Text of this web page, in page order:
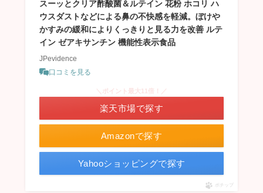
スーッとクリア酢酸菌＆ルテイン 花粉 ホコリ ハ
ウスダストなどによる鼻の不快感を軽減。ぼけや
かすみの緩和によりくっきりと見る力を改善 ルテ
イン ゼアキサンチン 機能性表示食品
JPevidence
口コミを見る
Amazonで探す
＼ポイント最大11倍！／
楽天市場で探す
Yahooショッピングで探す
ポチップ